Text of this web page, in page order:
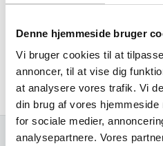
Denne hjemmeside bruger
Vi bruger cookies til at
annoncer, til at vise dig
at analysere vores trafik. Vi
din brug af vores
for sociale medier,
analysepartnere. Vores
Egenvægt: 53 kg
Produceret i Tyskland af Fetra